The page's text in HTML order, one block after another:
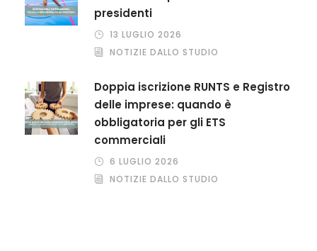
presidenti
13 LUGLIO 2026
NOTIZIE DALLO STUDIO
Doppia iscrizione RUNTS e Registro
delle imprese: quando è
obbligatoria per gli ETS
commerciali
6 LUGLIO 2026
NOTIZIE DALLO STUDIO